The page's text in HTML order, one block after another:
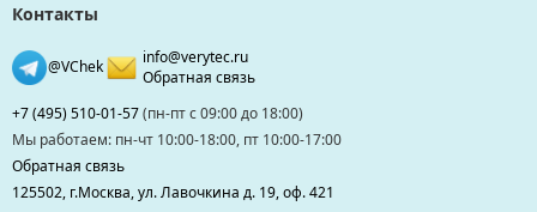
Контакты
@VChek
info@verytec.ru
Обратная связь
+7 (495) 510-01-57(пн-пт с 09:00 до 18:00)
Мы работаем: пн-чт 10:00-18:00, пт 10:00-17:00
Обратная связь
125502, г.Москва, ул. Лавочкина д. 19, оф. 421